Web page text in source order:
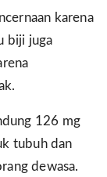
karena
biji juga
126 mg
tubuh dan
dewasa.